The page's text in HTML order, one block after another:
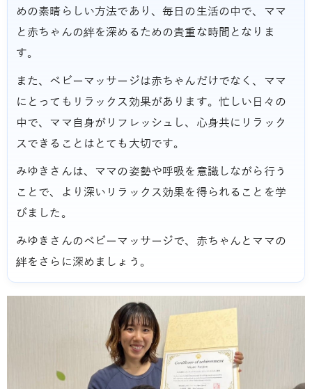
めの素晴らしい方法であり、毎日の生活の中で、ママ
と赤ちゃんの絆を深めるための貴重な時間となりま
す。
また、ベビーマッサージは赤ちゃんだけでなく、ママ
にとってもリラックス効果があります。忙しい日々の
中で、ママ自身がリフレッシュし、心身共にリラック
スできることはとても大切です。
みゆきさんは、ママの姿勢や呼吸を意識しながら行う
ことで、より深いリラックス効果を得られることを学
びました。
みゆきさんのベビーマッサージで、赤ちゃんとママの
絆をさらに深めましょう。